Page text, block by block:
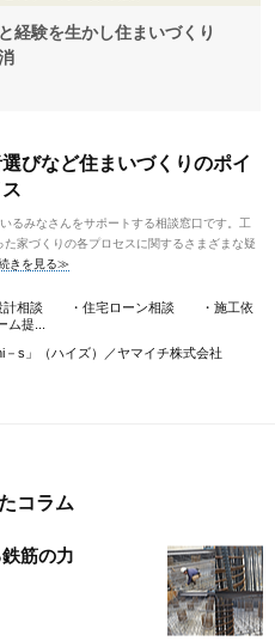
経験を生かし住まいづくり
びなど住まいづくりのポイ
るみなさんをサポートする相談窓口です。工
家づくりの各プロセスに関するさまざまな疑
きを見る≫
計相談 ・住宅ローン相談 ・施工依
提...
s」（ハイズ）／ヤマイチ株式会社
コラム
筋の力